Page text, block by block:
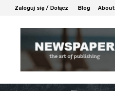
Zaloguj się / Dołącz Blog About